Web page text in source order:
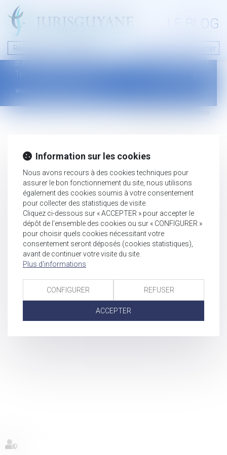
LE BLOG
Nous contacter
46 avenue de la liberté
B.P.315 - 97327 Cayenne Cedex
Tel : +594 594 29 45 35
www.jurisguyane.com
Mentions légales
Information sur les cookies
Nous avons recours à des cookies techniques pour
assurer le bon fonctionnement du site, nous utilisons
également des cookies soumis à votre consentement
pour collecter des statistiques de visite.
Cliquez ci-dessous sur « ACCEPTER » pour accepter le
dépôt de l'ensemble des cookies ou sur « CONFIGURER »
pour choisir quels cookies nécessitant votre
consentement seront déposés (cookies statistiques),
avant de continuer votre visite du site.
Plus d'informations
CONFIGURER REFUSER
ACCEPTER